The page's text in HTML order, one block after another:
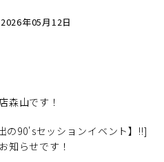
年05月12日
森山です！
の90'sセッションイベント】!!]
知らせです！